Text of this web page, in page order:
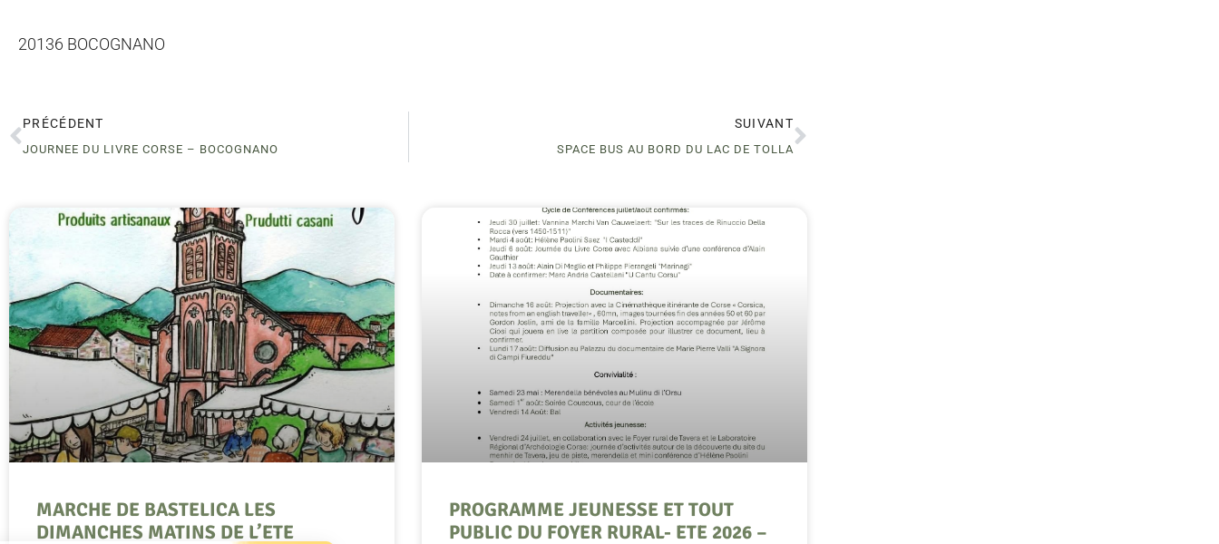
20136 BOCOGNANO
PRÉCÉDENT
JOURNEE DU LIVRE CORSE – BOCOGNANO
SUIVANT
SPACE BUS AU BORD DU LAC DE TOLLA
MARCHE DE BASTELICA LES
DIMANCHES MATINS DE L’ETE
PROGRAMME JEUNESSE ET TOUT
PUBLIC DU FOYER RURAL- ETE 2026 –